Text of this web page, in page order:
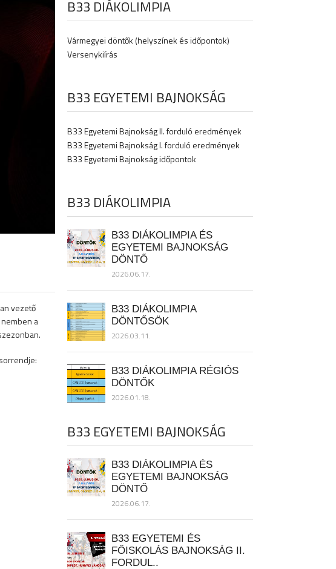
vezető
a
B33 DIÁKOLIMPIA
Vármegyei döntők (helyszínek és időpontok)
Versenykiírás
B33 EGYETEMI BAJNOKSÁG
B33 Egyetemi Bajnokság II. forduló eredmények
B33 Egyetemi Bajnokság I. forduló eredmények
B33 Egyetemi Bajnokság időpontok
B33 DIÁKOLIMPIA
B33 DIÁKOLIMPIA ÉS
EGYETEMI BAJNOKSÁG
DÖNTŐ
2026.06.17.
B33 DIÁKOLIMPIA
DÖNTŐSÖK
2026.03.11.
B33 DIÁKOLIMPIA RÉGIÓS
DÖNTŐK
2026.01.18.
B33 EGYETEMI BAJNOKSÁG
B33 DIÁKOLIMPIA ÉS
EGYETEMI BAJNOKSÁG
DÖNTŐ
2026.06.17.
B33 EGYETEMI ÉS
FŐISKOLÁS BAJNOKSÁG II.
FORDUL..